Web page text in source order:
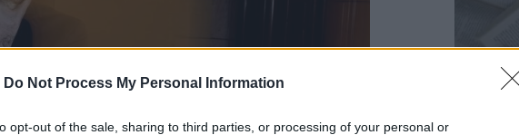
Do Not Process My Personal Information
opt-out of the sale, sharing to third parties, or processing of your personal or